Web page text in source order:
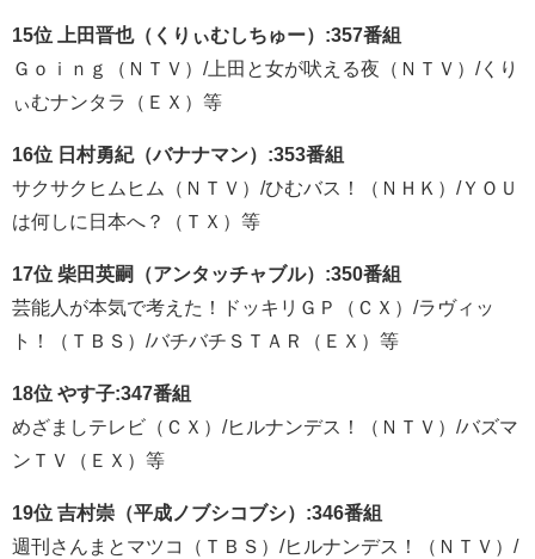
15位 上田晋也（くりぃむしちゅー）:357番組
Ｇｏｉｎｇ（ＮＴＶ）/上田と女が吠える夜（ＮＴＶ）/くり
ぃむナンタラ（ＥＸ）等
16位 日村勇紀（バナナマン）:353番組
サクサクヒムヒム（ＮＴＶ）/ひむバス！（ＮＨＫ）/ＹＯＵ
は何しに日本へ？（ＴＸ）等
17位 柴田英嗣（アンタッチャブル）:350番組
芸能人が本気で考えた！ドッキリＧＰ（ＣＸ）/ラヴィッ
ト！（ＴＢＳ）/バチバチＳＴＡＲ（ＥＸ）等
18位 やす子:347番組
めざましテレビ（ＣＸ）/ヒルナンデス！（ＮＴＶ）/バズマ
ンＴＶ（ＥＸ）等
19位 吉村崇（平成ノブシコブシ）:346番組
週刊さんまとマツコ（ＴＢＳ）/ヒルナンデス！（ＮＴＶ）/